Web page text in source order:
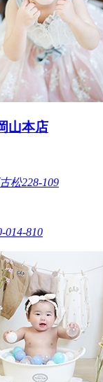
山本店
松228-109
014-810